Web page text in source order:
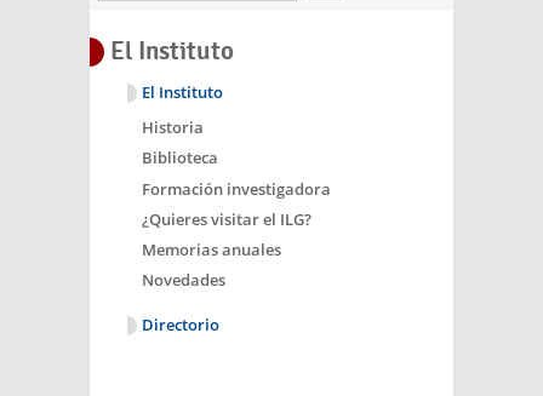
El Instituto
El Instituto
Historia
Biblioteca
Formación investigadora
¿Quieres visitar el ILG?
Memorias anuales
Novedades
Directorio